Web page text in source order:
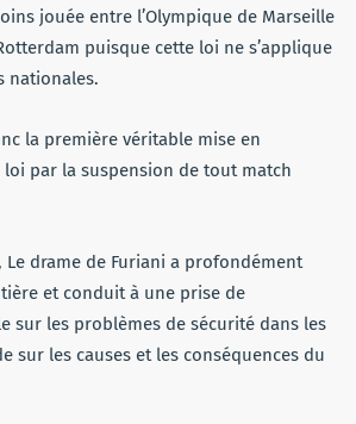
jouée entre l’Olympique de Marseille
puisque cette loi ne s’applique
nationales.
la première véritable mise en
par la suspension de tout match
Le drame de Furiani a profondément
et conduit à une prise de
sur les problèmes de sécurité dans les
sur les causes et les conséquences du